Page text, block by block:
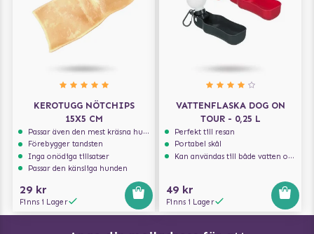
KEROTUGG NÖTCHIPS
15X5 CM
Passar även den mest kräsna hunden
Förebygger tandsten
Inga onödiga tillsatser
Passar den känsliga hunden
29 kr
Finns i Lager
VATTENFLASKA DOG ON
TOUR - 0,25 L
Perfekt till resan
Portabel skål
Kan användas till både vatten och mat
49 kr
Finns i Lager